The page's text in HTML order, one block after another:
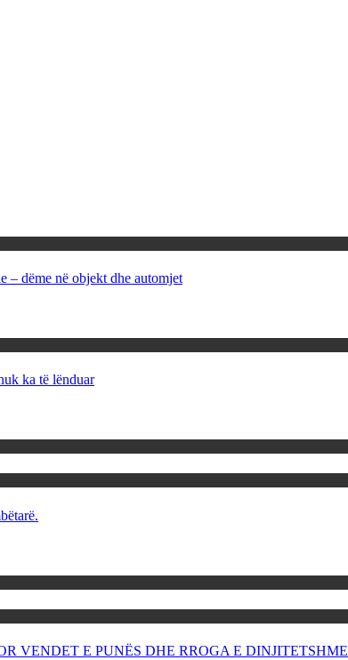
– dëme në objekt dhe automjet
ka të lënduar
VENDET E PUNËS DHE RROGA E DINJITETSHME